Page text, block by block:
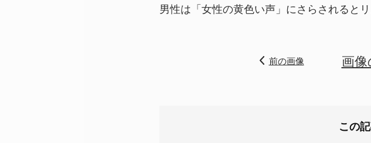
男性は「女性の黄色い声」にさらされると
前の画像 画
この